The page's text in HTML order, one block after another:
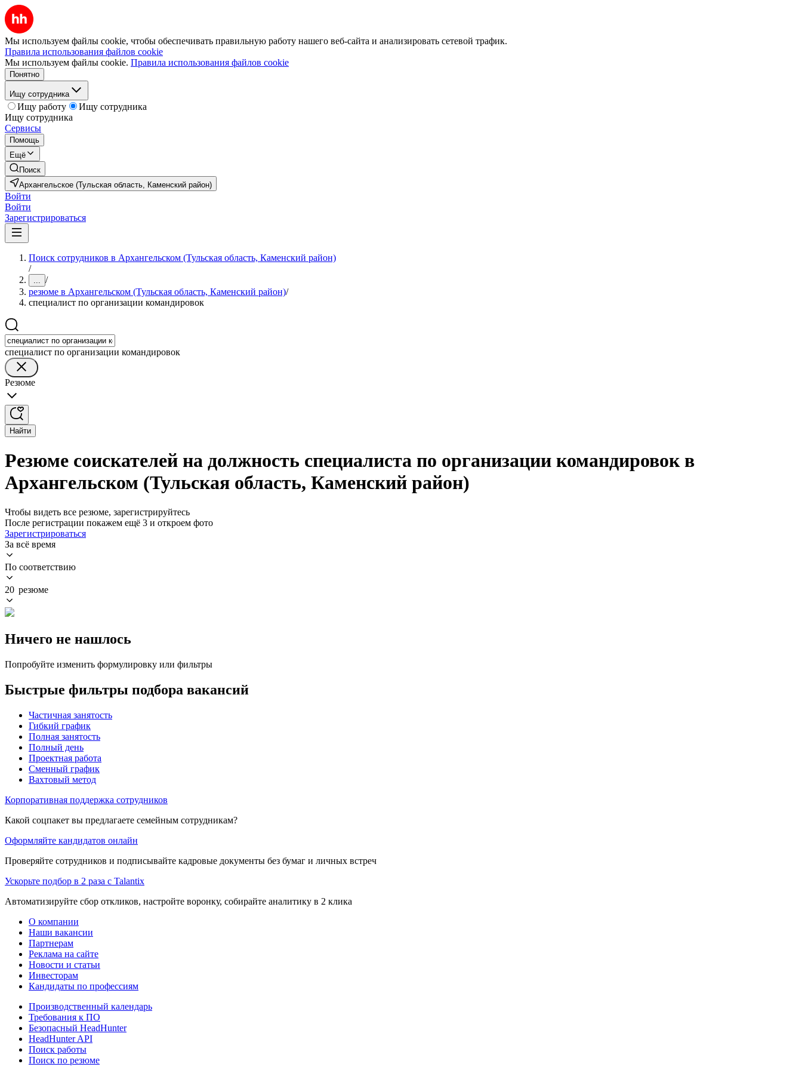
Мы используем файлы cookie, чтобы обеспечивать правильную работу нашего веб-сайта и анализировать сетевой трафик.
Правила использования файлов cookie
Мы используем файлы cookie. Правила использования файлов cookie
Понятно
Ищу сотрудника
Ищу работу
Ищу сотрудника
Ищу сотрудника
Сервисы
Помощь
Ещё
Поиск
Архангельское (Тульская область, Каменский район)
Войти
Войти
Зарегистрироваться
Поиск сотрудников в Архангельском (Тульская область, Каменский район)
/
... /
резюме в Архангельском (Тульская область, Каменский район)/
специалист по организации командировок
специалист по организации командировок
Резюме
Найти
Резюме соискателей на должность специалиста по организации командировок в
Архангельском (Тульская область, Каменский район)
Чтобы видеть все резюме, зарегистрируйтесь
После регистрации покажем ещё 3 и откроем фото
Зарегистрироваться
За всё время
По соответствию
20 резюме
Ничего не нашлось
Попробуйте изменить формулировку или фильтры
Быстрые фильтры подбора вакансий
Частичная занятость
Гибкий график
Полная занятость
Полный день
Проектная работа
Сменный график
Вахтовый метод
Корпоративная поддержка сотрудников
Какой соцпакет вы предлагаете семейным сотрудникам?
Оформляйте кандидатов онлайн
Проверяйте сотрудников и подписывайте кадровые документы без бумаг и личных встреч
Ускорьте подбор в 2 раза с Talantix
Автоматизируйте сбор откликов, настройте воронку, собирайте аналитику в 2 клика
О компании
Наши вакансии
Партнерам
Реклама на сайте
Новости и статьи
Инвесторам
Кандидаты по профессиям
Производственный календарь
Требования к ПО
Безопасный HeadHunter
HeadHunter API
Поиск работы
Поиск по резюме